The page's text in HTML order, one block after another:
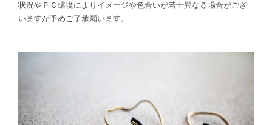
状況やＰＣ環境によりイメージや色合いが若干異なる場合がござ
いますが予めご了承願います。